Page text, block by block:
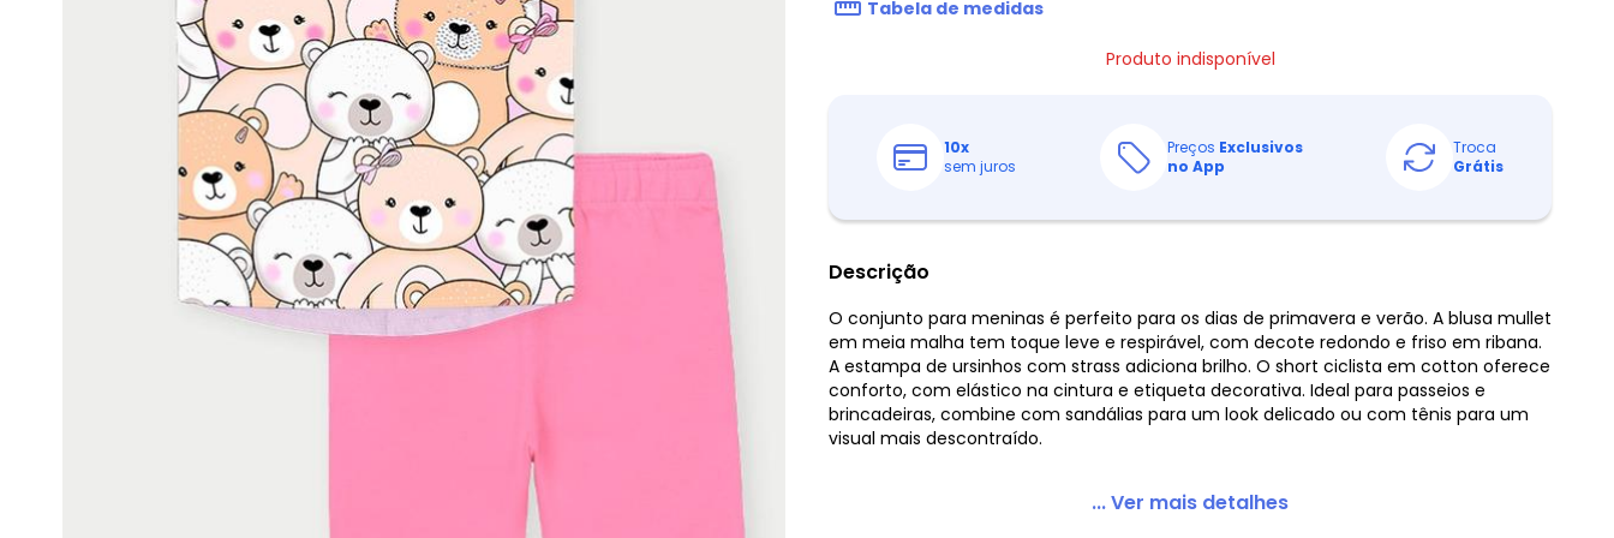
Tabela de medidas
Produto indisponível
10x
sem juros
Preços Exclusivos
no App
Troca
Grátis
Descrição
O conjunto para meninas é perfeito para os dias de primavera e verão. A blusa mullet
em meia malha tem toque leve e respirável, com decote redondo e friso em ribana.
A estampa de ursinhos com strass adiciona brilho. O short ciclista em cotton oferece
conforto, com elástico na cintura e etiqueta decorativa. Ideal para passeios e
brincadeiras, combine com sandálias para um look delicado ou com tênis para um
visual mais descontraído.
... Ver mais detalhes